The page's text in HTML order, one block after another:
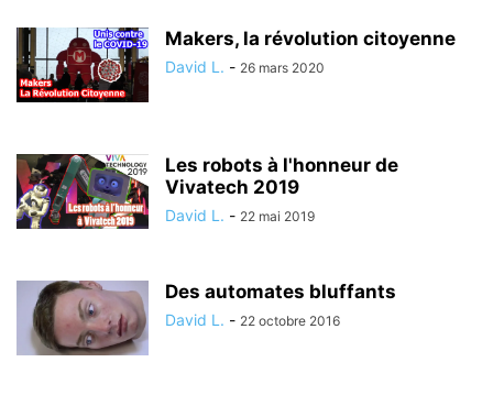
Makers, la révolution citoyenne
David L. - 26 mars 2020
Les robots à l'honneur de
Vivatech 2019
David L. - 22 mai 2019
Des automates bluffants
David L. - 22 octobre 2016